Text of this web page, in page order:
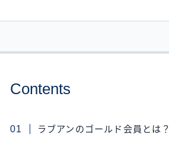
Contents
ラブアンのゴールド会員とは？